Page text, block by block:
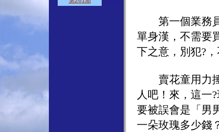
第一個業務員
單身漢，不需要
下之意，別犯?
賣花童用力捶
人吧！來，這一
要被誤會是「男
一朵玫瑰多少錢